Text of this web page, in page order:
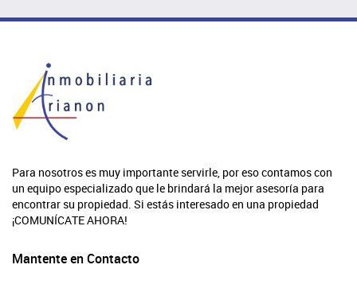
Para nosotros es muy importante servirle, por eso contamos con
un equipo especializado que le brindará la mejor asesoría para
encontrar su propiedad. Si estás interesado en una propiedad
¡COMUNÍCATE AHORA!
Mantente en Contacto